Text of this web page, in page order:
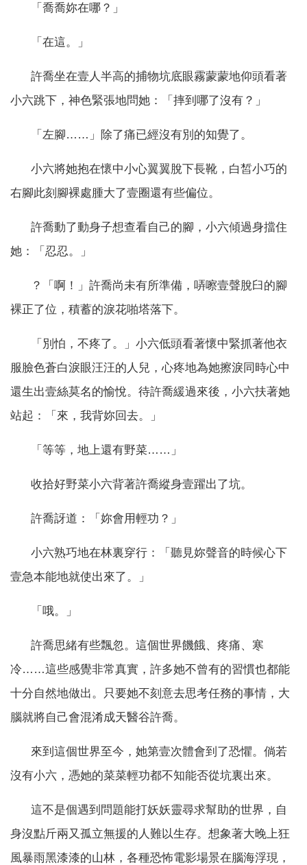
「喬喬妳在哪？」
「在這。」
許喬坐在壹人半高的捕物坑底眼霧蒙蒙地仰頭看著
小六跳下，神色緊張地問她：「摔到哪了沒有？」
「左腳……」除了痛已經沒有別的知覺了。
小六將她抱在懷中小心翼翼脫下長靴，白皙小巧的
右腳此刻腳裸處腫大了壹圈還有些偏位。
許喬動了動身子想查看自己的腳，小六傾過身擋住
她：「忍忍。」
？「啊！」許喬尚未有所準備，哢嚓壹聲脫臼的腳
裸正了位，積蓄的淚花啪塔落下。
「別怕，不疼了。」小六低頭看著懷中緊抓著他衣
服臉色蒼白淚眼汪汪的人兒，心疼地為她擦淚同時心中
還生出壹絲莫名的愉悅。待許喬緩過來後，小六扶著她
站起：「來，我背妳回去。」
「等等，地上還有野菜……」
收拾好野菜小六背著許喬縱身壹躍出了坑。
許喬訝道：「妳會用輕功？」
小六熟巧地在林裏穿行：「聽見妳聲音的時候心下
壹急本能地就使出來了。」
「哦。」
許喬思緒有些飄忽。這個世界饑餓、疼痛、寒
冷……這些感覺非常真實，許多她不曾有的習慣也都能
十分自然地做出。只要她不刻意去思考任務的事情，大
腦就將自己會混淆成天醫谷許喬。
來到這個世界至今，她第壹次體會到了恐懼。倘若
沒有小六，憑她的菜菜輕功都不知能否從坑裏出來。
這不是個遇到問題能打妖妖靈尋求幫助的世界，自
身沒點斤兩又孤立無援的人難以生存。想象著大晚上狂
風暴雨黑漆漆的山林，各種恐怖電影場景在腦海浮現，